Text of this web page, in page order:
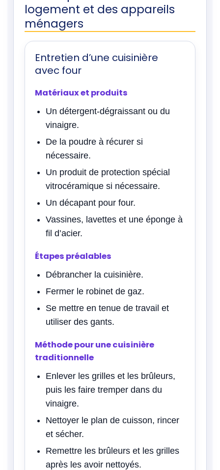
logement et des appareils
ménagers
Entretien d’une cuisinière
avec four
Matériaux et produits
Un détergent-dégraissant ou du
vinaigre.
De la poudre à récurer si
nécessaire.
Un produit de protection spécial
vitrocéramique si nécessaire.
Un décapant pour four.
Vassines, lavettes et une éponge à
fil d’acier.
Étapes préalables
Débrancher la cuisinière.
Fermer le robinet de gaz.
Se mettre en tenue de travail et
utiliser des gants.
Méthode pour une cuisinière
traditionnelle
Enlever les grilles et les brûleurs,
puis les faire tremper dans du
vinaigre.
Nettoyer le plan de cuisson, rincer
et sécher.
Remettre les brûleurs et les grilles
après les avoir nettoyés.